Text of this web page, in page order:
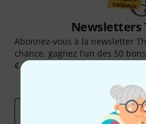
Newsletters
Abonnez-vous à la newsletter
chance, gagnez l'un des 50
€ chacun!
Articles inspirants